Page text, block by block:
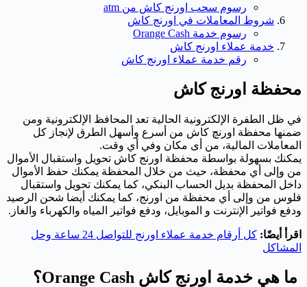
رسوم سحب اورنج كاش من atm
شروط المعاملات في اورنج كاش
رسوم خدمة Orange Cash
خدمة عملاء اورنج كاش
رقم خدمة عملاء اورنج كاش
محفظة اورنج كاش
في ظل الطفرة الإلكترونية الحالية تعد المحافظ الإلكترونية ومن
ضمنها محفظة اورنچ كاش من أسرع وأسهل الطرق لإنجاز كل
المعاملات المالية، من أى مكان وفي أي وقت.
يمكنك بسهولة بواسطة محفظة اورنج كاش تحويل واستقبال الأموال
من وإلى أي محفظة، حيث من خلال المحفظة يمكنك حفظ الأموال
داخل المحفظة بديل الحساب البنكي، كما يمكنك تحويل واستقبال
فلوس من وإلى أي محفظة من اورنج، كما يمكنك أيضا شحن الرصيد
ودفع فواتير الإنترنت و الموبايل، ودفع فواتير المياه والكهرباء والغاز.
اقرأ أيضًا:
كل أرقام خدمة عملاء اورنج للتواصل 24 ساعة وحل
المشاكل
ما هي خدمة اورنج كاش Orange Cash؟